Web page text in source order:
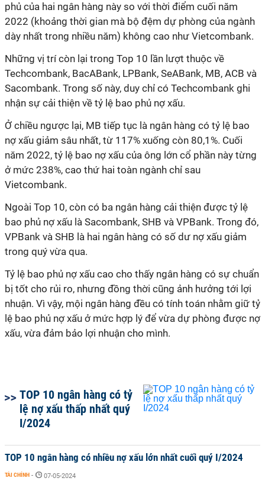
phủ của hai ngân hàng này so với thời điểm cuối năm
2022 (khoảng thời gian mà bộ đệm dự phòng của ngành
dày nhất trong nhiều năm) không cao như Vietcombank.
Những vị trí còn lại trong Top 10 lần lượt thuộc về
Techcombank, BacABank, LPBank, SeABank, MB, ACB và
Sacombank. Trong số này, duy chỉ có Techcombank ghi
nhận sự cải thiện về tỷ lệ bao phủ nợ xấu.
Ở chiều ngược lại, MB tiếp tục là ngân hàng có tỷ lệ bao
nợ xấu giảm sâu nhất, từ 117% xuống còn 80,1%. Cuối
năm 2022, tỷ lệ bao nợ xấu của ông lớn cổ phần này từng
ở mức 238%, cao thứ hai toàn ngành chỉ sau
Vietcombank.
Ngoài Top 10, còn có ba ngân hàng cải thiện được tỷ lệ
bao phủ nợ xấu là Sacombank, SHB và VPBank. Trong đó,
VPBank và SHB là hai ngân hàng có số dư nợ xấu giảm
trong quý vừa qua.
Tỷ lệ bao phủ nợ xấu cao cho thấy ngân hàng có sự chuẩn
bị tốt cho rủi ro, nhưng đồng thời cũng ảnh hưởng tới lợi
nhuận. Vì vậy, mội ngân hàng đều có tính toán nhằm giữ tỷ
lệ bao phủ nợ xấu ở mức hợp lý để vừa dự phòng được nợ
xấu, vừa đảm bảo lợi nhuận cho mình.
TOP 10 ngân hàng có tỷ
lệ nợ xấu thấp nhất quý
I/2024
TOP 10 ngân hàng có nhiều nợ xấu lớn nhất cuối quý I/2024
TÀI CHÍNH - 07-05-2024